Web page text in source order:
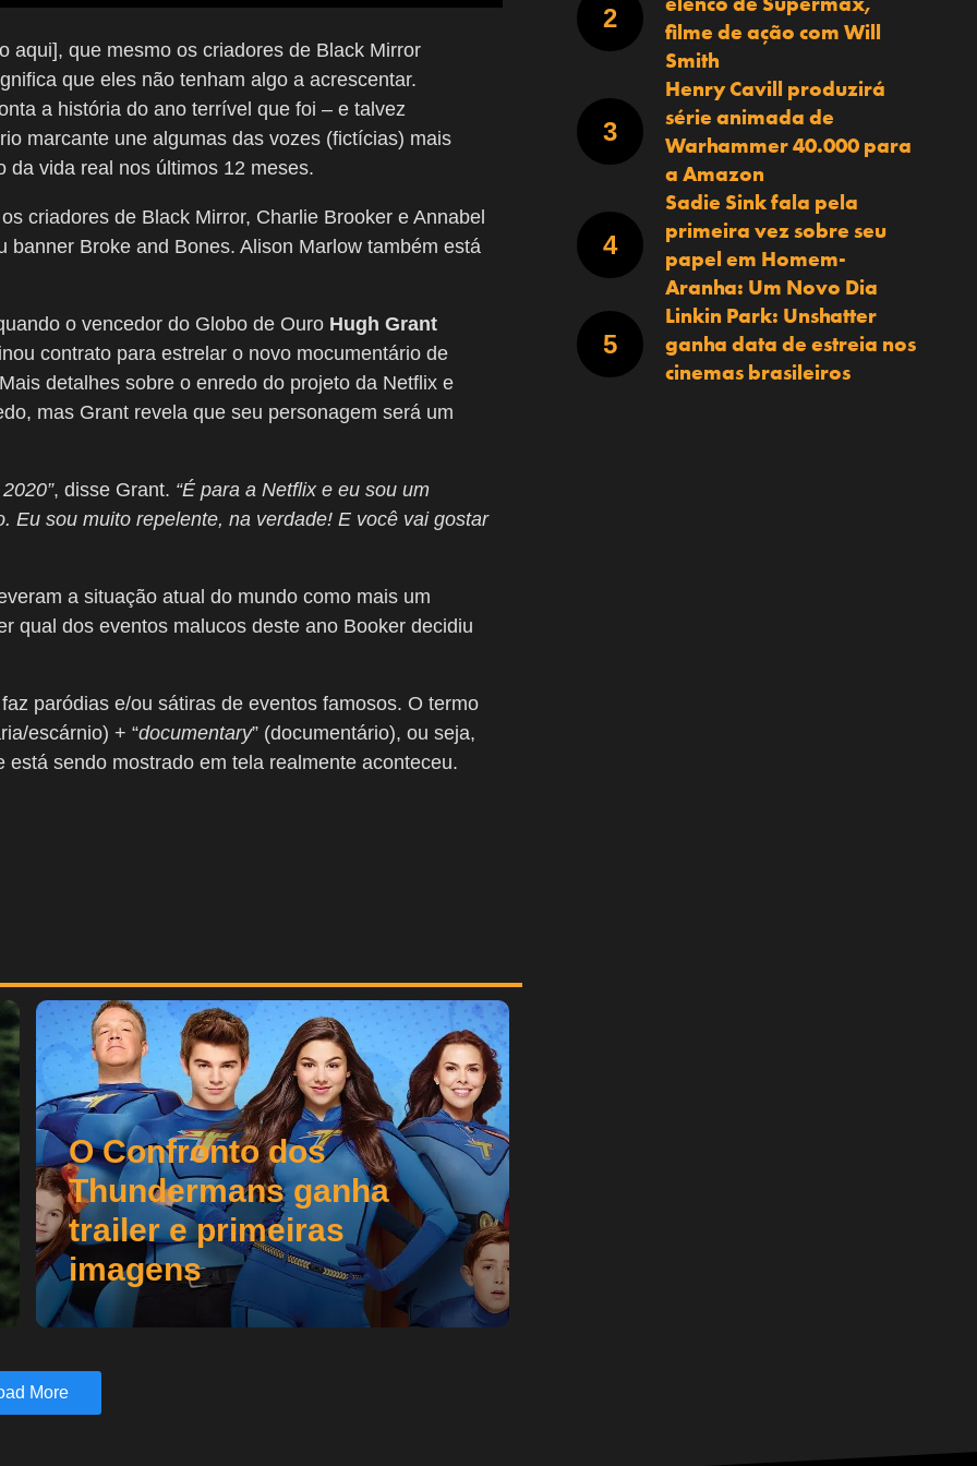
aqui], que mesmo os criadores de Black Mirror
que eles não tenham algo a acrescentar.
a história do ano terrível que foi – e talvez
marcante une algumas das vozes (fictícias) mais
da vida real nos últimos 12 meses.
criadores de Black Mirror, Charlie Brooker e Annabel
Broke and Bones. Alison Marlow também está
o vencedor do Globo de Ouro Hugh Grant
contrato para estrelar o novo mocumentário de
detalhes sobre o enredo do projeto da Netflix e
mas Grant revela que seu personagem será um
, disse Grant. “É para a Netflix e eu sou um
Eu sou muito repelente, na verdade! E você vai gostar
a situação atual do mundo como mais um
qual dos eventos malucos deste ano Booker decidiu
paródias e/ou sátiras de eventos famosos. O termo
escárnio) + “documentary” (documentário), ou seja,
sendo mostrado em tela realmente aconteceu.
O Confronto dos
Thundermans ganha
trailer e primeiras
imagens
More
filme de ação com Will
Smith
Henry Cavill produzirá
série animada de
Warhammer 40.000 para
a Amazon
Sadie Sink fala pela
primeira vez sobre seu
papel em Homem-
Aranha: Um Novo Dia
Linkin Park: Unshatter
ganha data de estreia nos
cinemas brasileiros